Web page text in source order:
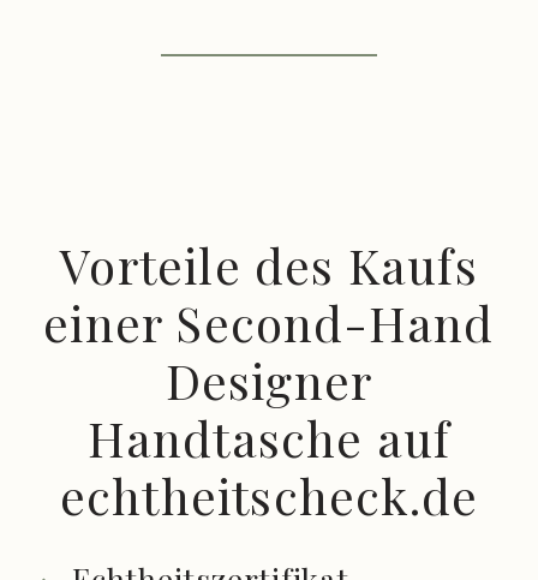
Vorteile des Kaufs
einer Second-Hand
Designer
Handtasche auf
echtheitscheck.de